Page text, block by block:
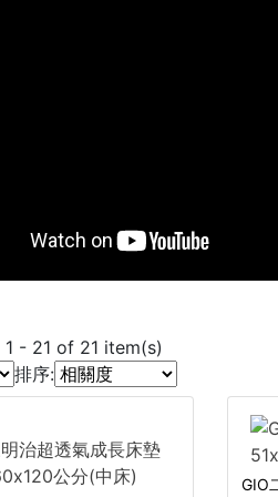
1 - 21 of 21 item(s)
排序:
GIO